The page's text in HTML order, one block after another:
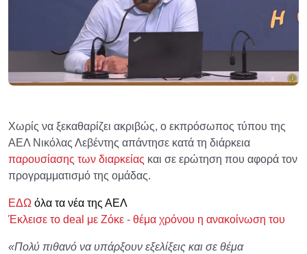
Χωρίς να ξεκαθαρίζει ακριβώς, ο εκπρόσωπος τύπου της
ΑΕΛ Νικόλας Λεβέντης απάντησε κατά τη διάρκεια
παρουσίασης των διαρκείας και σε ερώτηση που αφορά τον
προγραμματισμό της ομάδας.
ΕΔΩ όλα τα νέα της ΑΕΛ
Έκλεισε το deal με Ζόκε - θέμα χρόνου η ανακοίνωση του
«Πολύ πιθανό να υπάρξουν εξελίξεις και σε θέμα